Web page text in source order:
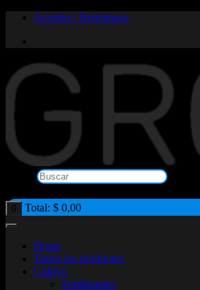
Saltar
contenido
Acceder / Registrarse
0 Total: $ 0,00
Home
Todos los productos
Cultivo
Fertilizantes